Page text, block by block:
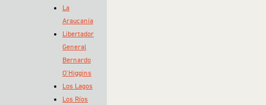
La
Araucanía
Libertador
General
Bernardo
O’Higgins
Los Lagos
Los Ríos